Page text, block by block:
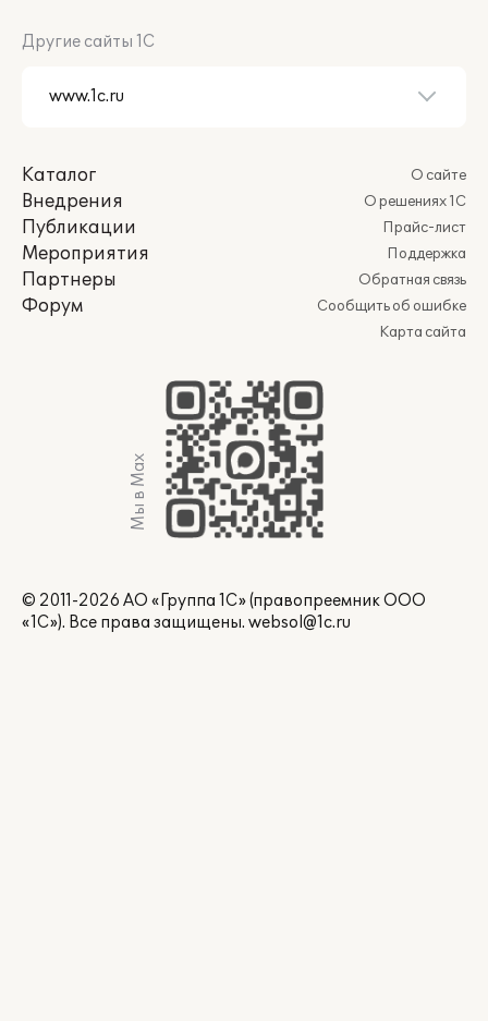
Другие сайты 1С
Каталог
Внедрения
Публикации
Мероприятия
Партнеры
Форум
О сайте
О решениях 1С
Прайс-лист
Поддержка
Обратная связь
Сообщить об ошибке
Карта сайта
Мы в Max
© 2011-2026 АО «Группа 1С» (правопреемник ООО
«1С»). Все права защищены. websol@1c.ru